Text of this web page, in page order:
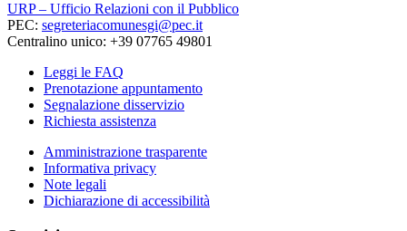
URP – Ufficio Relazioni con il Pubblico
PEC: segreteriacomunesgi@pec.it
Centralino unico: +39 07765 49801
Leggi le FAQ
Prenotazione appuntamento
Segnalazione disservizio
Richiesta assistenza
Amministrazione trasparente
Informativa privacy
Note legali
Dichiarazione di accessibilità